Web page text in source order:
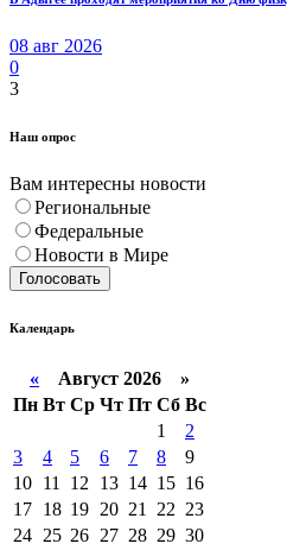
08 авг 2026
0
3
Наш опрос
Вам интересны новости
Региональные
Федеральные
Новости в Мире
Голосовать
Календарь
« Август 2026 »
Пн Вт Ср Чт Пт Сб Вс
1
2
3
4 5 6 7 8
9
10 11 12 13 14 15 16
17 18 19 20 21 22 23
24 25 26 27 28 29 30